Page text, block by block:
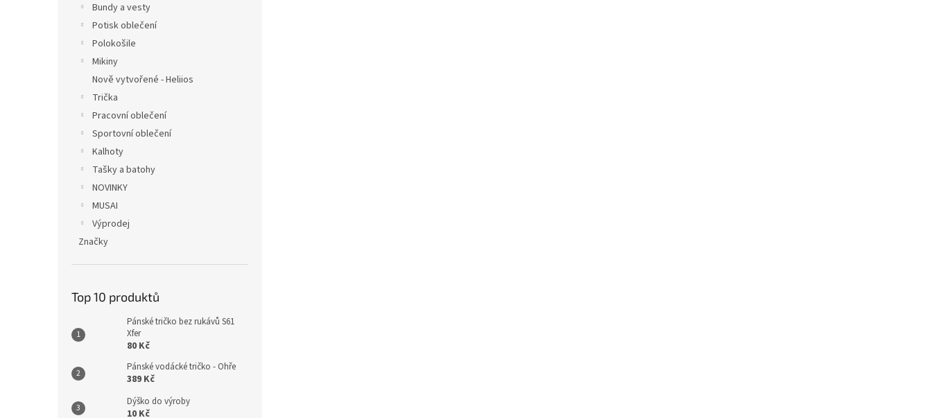
Bundy a vesty
Potisk oblečení
Polokošile
Mikiny
Nově vytvořené - Heliios
Trička
Pracovní oblečení
Sportovní oblečení
Kalhoty
Tašky a batohy
NOVINKY
MUSAI
Výprodej
Značky
Top 10 produktů
Pánské tričko bez rukávů S61
Xfer
80 Kč
Pánské vodácké tričko - Ohře
389 Kč
Dýško do výroby
10 Kč